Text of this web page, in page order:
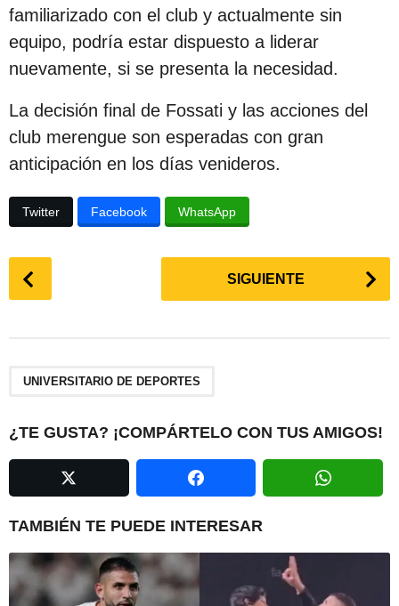
i
ó
n
familiarizado con el club y actualmente sin
equipo, podría estar dispuesto a liderar
nuevamente, si se presenta la necesidad.
La decisión final de Fossati y las acciones del
club merengue son esperadas con gran
anticipación en los días venideros.
Twitter Facebook WhatsApp
i
n
t
i
n
SIGUIENTE
UNIVERSITARIO DE DEPORTES
¿TE GUSTA? ¡COMPÁRTELO CON TUS AMIGOS!
TAMBIÉN TE PUEDE INTERESAR